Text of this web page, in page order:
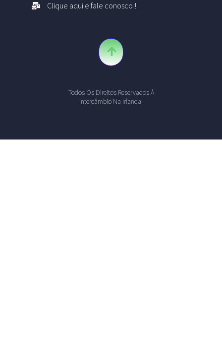
Clique aqui e fale conosco !
Todos Os Direitos Reservados À
Intercâmbio Na Irlanda.